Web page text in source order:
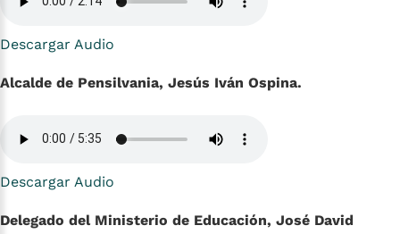
Descargar Audio
Alcalde de Pensilvania, Jesús Iván Ospina.
Descargar Audio
Delegado del Ministerio de Educación, José David